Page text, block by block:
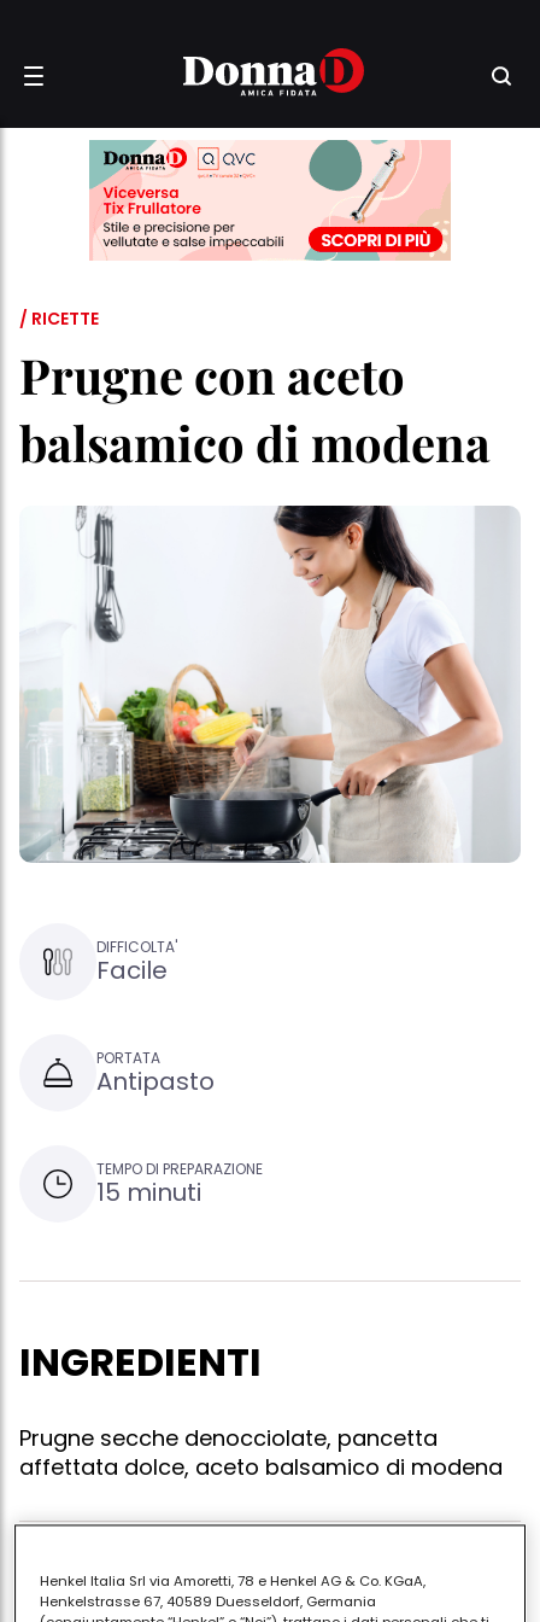
/ RICETTE
Prugne con aceto
balsamico di modena
DIFFICOLTA'
Facile
PORTATA
Antipasto
TEMPO DI PREPARAZIONE
15 minuti
INGREDIENTI
Prugne secche denocciolate, pancetta
affettata dolce, aceto balsamico di modena
Avvolgere le prugne secche denocciolate con fette
di pancetta e fermare con uno stuzzicadente,
Henkel Italia Srl via Amoretti, 78 e Henkel AG & Co. KGaA,
Henkelstrasse 67, 40589 Duesseldorf, Germania